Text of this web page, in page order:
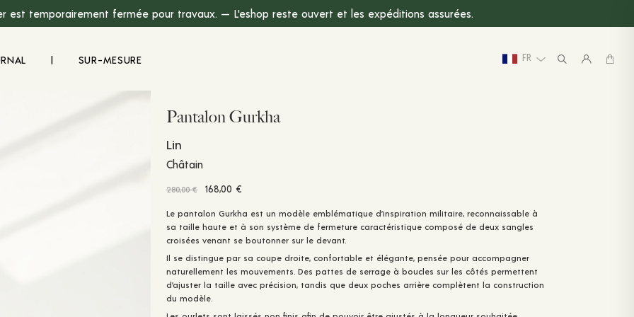
temporairement fermée pour travaux. — L'eshop reste ouvert et les expéditions assurées.
| SUR-MESURE FR
Pantalon Gurkha
Lin
Châtain
280,00€
Le
initial
168,00 €Le
actuel
est :
Le pantalon Gurkha est un modèle emblématique d’inspiration militaire, reconnaissable à
sa taille haute et à son système de fermeture caractéristique composé de deux sangles
croisées venant se boutonner sur le devant.
Il se distingue par sa coupe droite, confortable et élégante, pensée pour accompagner
naturellement les mouvements. Des pattes de serrage à boucles sur les côtés permettent
d’ajuster la taille avec précision, tandis que deux poches arrière complètent la construction
du modèle.